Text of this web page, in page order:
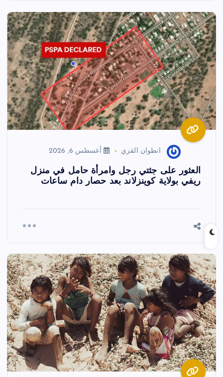
انطوان القزي أغسطس 6, 2026
العثور على جثتي رجل وامرأة حامل في منزل
ريفي بولاية كوينزلاند بعد حصار دام ساعات